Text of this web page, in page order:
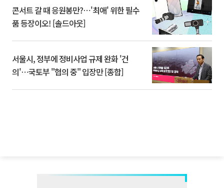
콘서트 갈 때 응원봉만?⋯'최애' 위한 필수
품 등장이오! [솔드아웃]
서울시, 정부에 정비사업 규제 완화 '건
의'⋯국토부 "협의 중" 입장만 [종합]